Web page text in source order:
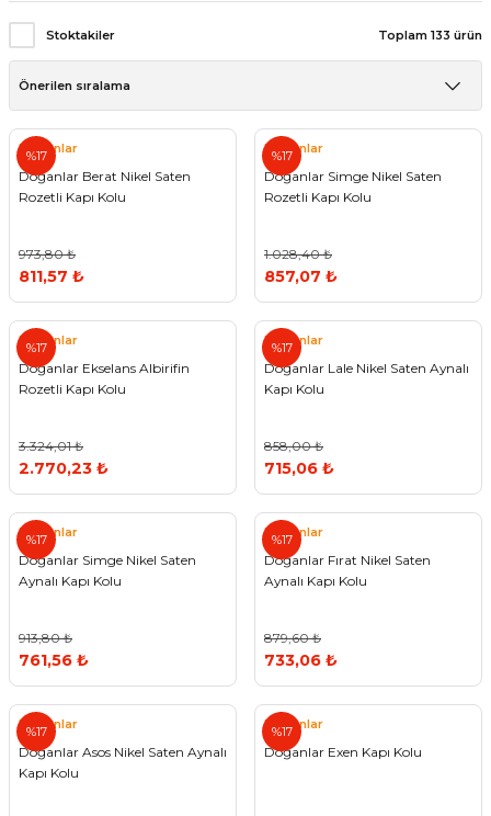
Papuç Çeşitleri
Elektronik Kilitler
Vida, Dübel ve Çivi
Zımba Teli
Silikon Tabancaları
Tuvalet Fırçalığı
Tuvalet Kağıtlılığı
Stoktakiler Toplam 133 ürün
%17
Doğanlar
Doğanlar Berat Nikel Saten
Rozetli Kapı Kolu
973,80 ₺
811,57 ₺
%17
Doğanlar
Doğanlar Simge Nikel Saten
Rozetli Kapı Kolu
1.028,40 ₺
857,07 ₺
%17
Doğanlar
Doğanlar Ekselans Albirifin
Rozetli Kapı Kolu
3.324,01 ₺
2.770,23 ₺
%17
Doğanlar
Doğanlar Lale Nikel Saten Aynalı
Kapı Kolu
858,00 ₺
715,06 ₺
%17
Doğanlar
Doğanlar Simge Nikel Saten
Aynalı Kapı Kolu
913,80 ₺
761,56 ₺
%17
Doğanlar
Doğanlar Fırat Nikel Saten
Aynalı Kapı Kolu
879,60 ₺
733,06 ₺
%17
Doğanlar
Doğanlar Asos Nikel Saten Aynalı
Kapı Kolu
%17
Doğanlar
Doğanlar Exen Kapı Kolu